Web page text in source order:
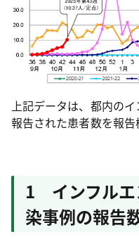
上記データは、都内の
報告された患者数を報告
1 インフルエ
染事例の報告